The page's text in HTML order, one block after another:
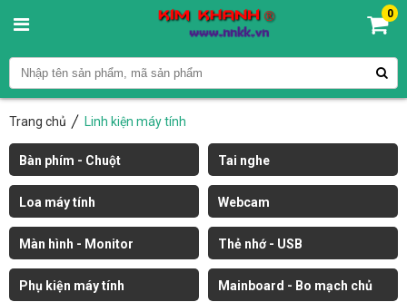
0
Trang chủ Linh kiện máy tính
Bàn phím - Chuột Tai nghe
Loa máy tính Webcam
Màn hình - Monitor Thẻ nhớ - USB
Phụ kiện máy tính Mainboard - Bo mạch chủ